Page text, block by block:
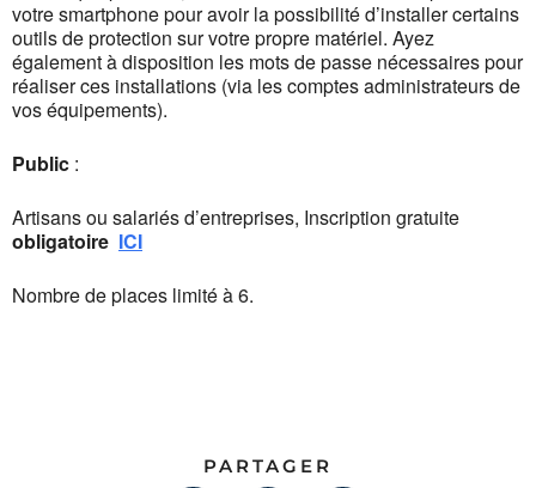
votre smartphone pour avoir la possibilité d’installer certains
outils de protection sur votre propre matériel. Ayez
également à disposition les mots de passe nécessaires pour
réaliser ces installations (via les comptes administrateurs de
vos équipements).
Public :
Artisans ou salariés d’entreprises, Inscription gratuite
obligatoire ICI
Nombre de places limité à 6.
PARTAGER